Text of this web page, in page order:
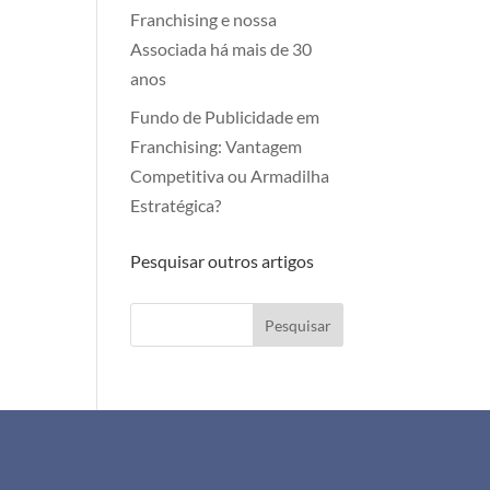
Franchising e nossa
Associada há mais de 30
anos
Fundo de Publicidade em
Franchising: Vantagem
Competitiva ou Armadilha
Estratégica?
Pesquisar outros artigos
Pesquisar